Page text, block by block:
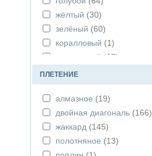
жёлтый (30)
зелёный (60)
коралловый (1)
коричневый (27)
красный
натур(12)
оранжевый(36)
радужный(32)
розовый(51)
серый(94)
ПЛЕТЕНИЕ
алмазное (19)
двойная диагональ (166)
жаккард (145)
полотняное (13)